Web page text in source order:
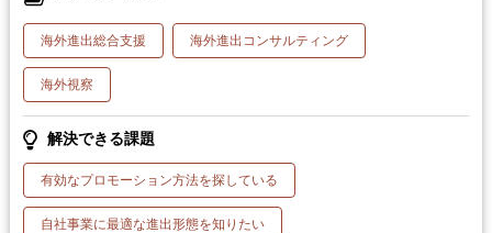
海外進出総合支援 海外進出コンサルティング
海外視察
解決できる課題
有効なプロモーション方法を探している
自社事業に最適な進出形態を知りたい